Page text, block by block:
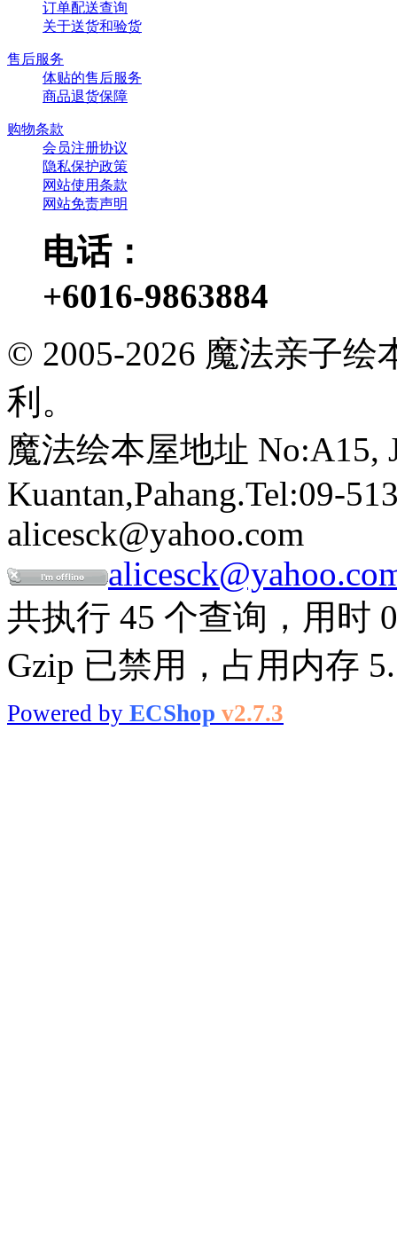
订单配送查询
关于送货和验货
售后服务
体贴的售后服务
商品退货保障
购物条款
会员注册协议
隐私保护政策
网站使用条款
网站免责声明
电话：
+6016-9863884
© 2005-2026 魔法亲子
利。
魔法绘本屋地址 No:A15,
Kuantan,Pahang.Tel:09-
alicesck@yahoo.com
共执行 45 个查询，用时
Gzip 已禁用，占用内存
Powered by ECShop v2.7.3